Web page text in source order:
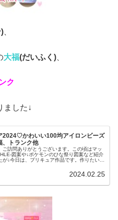
大福(だいふく)
ク
ました↓
2024♡かわいい100均アイロンビーズ
トランク他
ご訪問ありがとうございます。この頃はマッ
図案や↓ポケモンのひな祭り図案など紹介
が↓今日は、プリキュア作品です。作りたいも
2024.02.25